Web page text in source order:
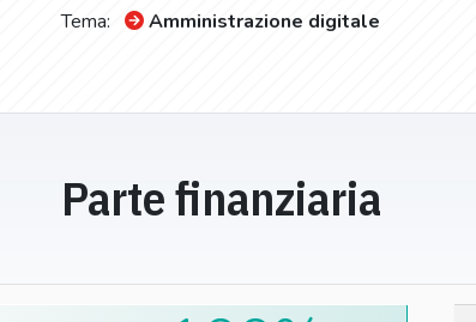
Tema: Amministrazione digitale
Parte finanziaria
100%